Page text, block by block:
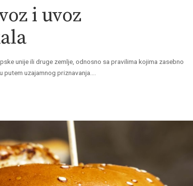
i uvoz
unije ili druge zemlje, odnosno sa pravilima kojima zasebno
putem uzajamnog priznavanja.